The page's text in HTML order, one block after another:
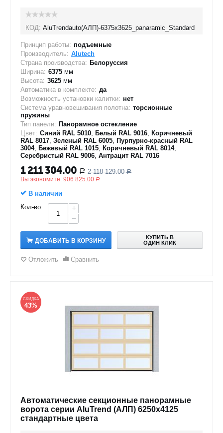
КОД: AluTrendauto(АЛП)-6375х3625_panaramic_Standard
Принцип работы: подъемные
Производитель: Alutech
Страна производства: Белоруссия
Ширина: 6375 мм
Высота: 3625 мм
Автоматика в комплекте: да
Возможность установки калитки: нет
Система уравновешивания полотна: торсионные
пружины
Тип панели: Панорамное остекление
Цвет: Синий RAL 5010, Белый RAL 9016, Коричневый
RAL 8017, Зеленый RAL 6005, Пурпурно-красный RAL
3004, Бежевый RAL 1015, Коричневый RAL 8014,
Серебристый RAL 9006, Антрацит RAL 7016
1 211 304.00 Р 2 118 129.00 Р
Вы экономите: 906 825.00 Р
В наличии
Кол-во:
+
−
ДОБАВИТЬ В КОРЗИНУ
КУПИТЬ В
ОДИН КЛИК
Отложить Сравнить
СКИДКА
43%
Автоматические секционные панорамные
ворота серии AluTrend (АЛП) 6250х4125
стандартные цвета